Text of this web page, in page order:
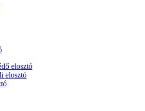
elosztó
elosztó